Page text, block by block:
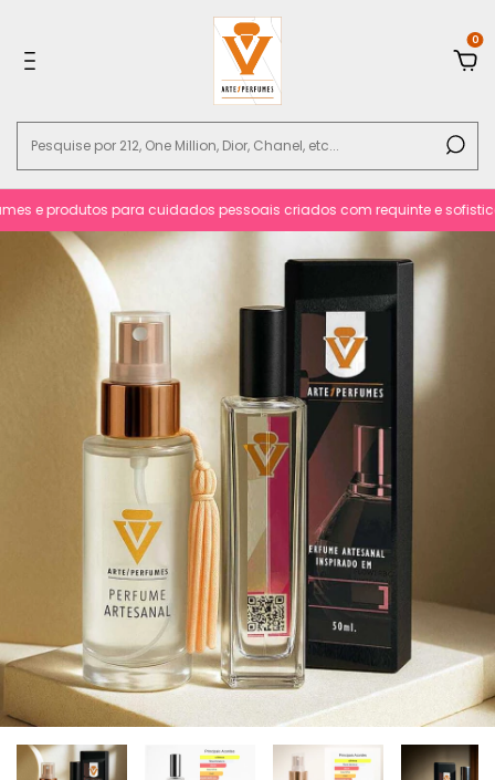
0
produtos para cuidados pessoais criados com requinte e sofisticacão.